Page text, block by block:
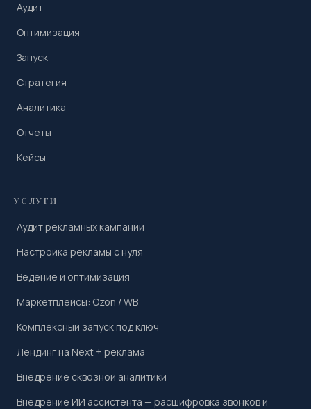
Аудит
Оптимизация
Запуск
Стратегия
Аналитика
Отчеты
Кейсы
УСЛУГИ
Аудит рекламных кампаний
Настройка рекламы с нуля
Ведение и оптимизация
Маркетплейсы: Ozon / WB
Комплексный запуск под ключ
Лендинг на Next + реклама
Внедрение сквозной аналитики
Внедрение ИИ ассистента — расшифровка звонков и